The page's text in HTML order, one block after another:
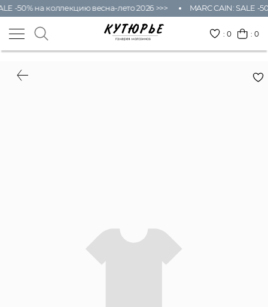
-50% на коллекцию весна-лето 2026 >>> MARC CAIN: SALE -
:0 : 0